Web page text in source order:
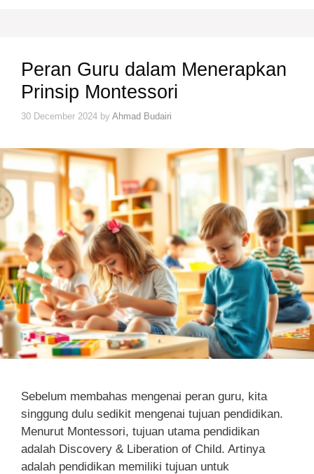
Peran Guru dalam Menerapkan
Prinsip Montessori
30 December 2024 by Ahmad Budairi
Sebelum membahas mengenai peran guru, kita
singgung dulu sedikit mengenai tujuan pendidikan.
Menurut Montessori, tujuan utama pendidikan
adalah Discovery & Liberation of Child. Artinya
adalah pendidikan memiliki tujuan untuk